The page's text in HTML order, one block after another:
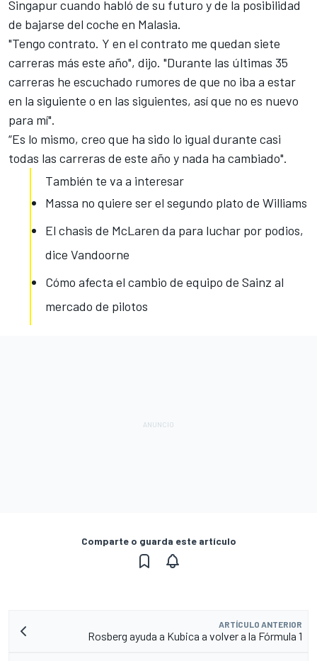
Singapur cuando habló de su futuro y de la posibilidad
de bajarse del coche en Malasia.
"Tengo contrato. Y en el contrato me quedan siete
carreras más este año", dijo. "Durante las últimas 35
carreras he escuchado rumores de que no iba a estar
en la siguiente o en las siguientes, así que no es nuevo
para mí".
“Es lo mismo, creo que ha sido lo igual durante casi
todas las carreras de este año y nada ha cambiado".
También te va a interesar
Massa no quiere ser el segundo plato de Williams
El chasis de McLaren da para luchar por podios,
dice Vandoorne
Cómo afecta el cambio de equipo de Sainz al
mercado de pilotos
Comparte o guarda este artículo
ARTÍCULO ANTERIOR
Rosberg ayuda a Kubica a volver a la Fórmula 1